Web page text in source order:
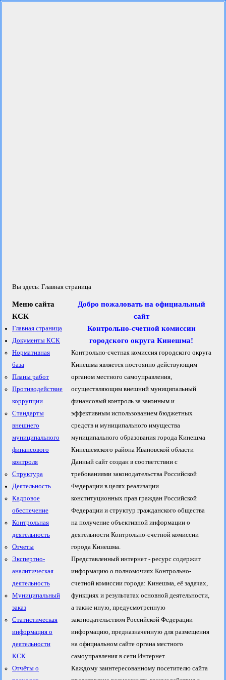
Вы здесь: Главная страница
Меню сайта
КСК
Главная страница
Документы КСК
Нормативная
база
Планы работ
Противодействие
коррупции
Стандарты
внешнего
муниципального
финансового
контроля
Структура
Деятельность
Кадровое
обеспечение
Контрольная
деятельность
Отчеты
Экспертно-
аналитическая
деятельность
Муниципальный
заказ
Статистическая
информация о
деятельности
КСК
Отчёты о
Добро пожаловать на официальный
сайт
Контрольно-счетной комиссии
городcкого округа Кинешма!
Контрольно-счетная комиссия городского округа
Кинешма является постоянно действующим
органом местного самоуправления,
осуществляющим внешний муниципальный
финансовый контроль за законным и
эффективным использованием бюджетных
средств и муниципального имущества
муниципального образования города Кинешма
Кинешемского района Ивановской области
Данный сайт создан в соответствии с
требованиями законодательства Российской
Федерации в целях реализации
конституционных прав граждан Российской
Федерации и структур гражданского общества
на получение объективной информации о
деятельности Контрольно-счетной комиссии
города Кинешма.
Представленный интернет - ресурс содержит
информацию о полномочиях Контрольно-
счетной комиссии города: Кинешма, её задачах,
функциях и результатах основной деятельности,
а также иную, предусмотренную
законодательством Российской Федерации
информацию, предназначенную для размещения
на официальном сайте органа местного
самоуправления в сети Интернет.
Каждому заинтересованному посетителю сайта